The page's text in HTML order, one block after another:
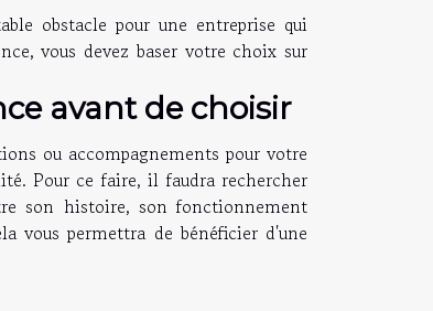
obstacle pour une entreprise qui
vous devez baser votre choix sur
avant de choisir
ou accompagnements pour votre
Pour ce faire, il faudra rechercher
son histoire, son fonctionnement
vous permettra de bénéficier d'une